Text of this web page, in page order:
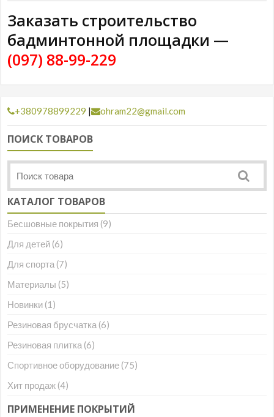
Заказать строительство
бадминтонной площадки —
(097) 88-99-229
+380978899229 | ohram22@gmail.com
ПОИСК ТОВАРОВ
КАТАЛОГ ТОВАРОВ
Бесшовные покрытия (9)
Для детей (6)
Для спорта (7)
Материалы (5)
Новинки (1)
Резиновая брусчатка (6)
Резиновая плитка (6)
Спортивное оборудование (75)
Хит продаж (4)
ПРИМЕНЕНИЕ ПОКРЫТИЙ